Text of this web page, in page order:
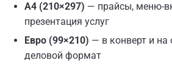
А4 (210×297) — прайсы, меню-
презентация услуг
Евро (99×210) — в конверт и на
деловой формат